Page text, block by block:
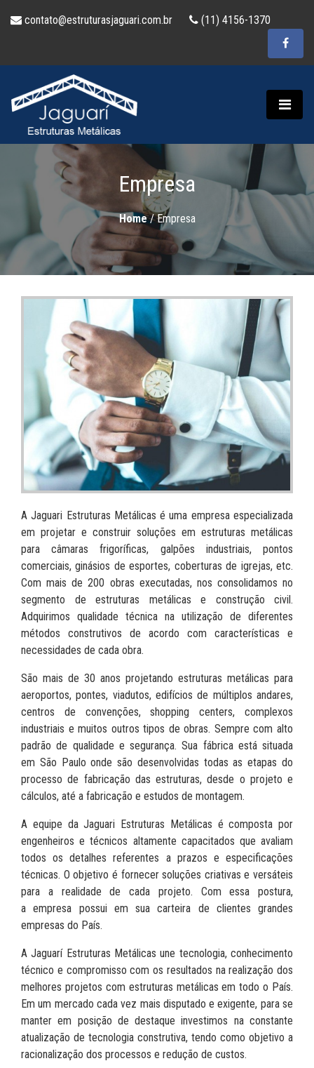
contato@estruturasjaguari.com.br (11) 4156-1370
Empresa
Home/Empresa
A Jaguari Estruturas Metálicas é uma empresa especializada
em projetar e construir soluções em estruturas metálicas
para câmaras frigoríficas, galpões industriais, pontos
comerciais, ginásios de esportes, coberturas de igrejas, etc.
Com mais de 200 obras executadas, nos consolidamos no
segmento de estruturas metálicas e construção civil.
Adquirimos qualidade técnica na utilização de diferentes
métodos construtivos de acordo com características e
necessidades de cada obra.
São mais de 30 anos projetando estruturas metálicas para
aeroportos, pontes, viadutos, edifícios de múltiplos andares,
centros de convenções, shopping centers, complexos
industriais e muitos outros tipos de obras. Sempre com alto
padrão de qualidade e segurança. Sua fábrica está situada
em São Paulo onde são desenvolvidas todas as etapas do
processo de fabricação das estruturas, desde o projeto e
cálculos, até a fabricação e estudos de montagem.
A equipe da Jaguari Estruturas Metálicas é composta por
engenheiros e técnicos altamente capacitados que avaliam
todos os detalhes referentes a prazos e especificações
técnicas. O objetivo é fornecer soluções criativas e versáteis
para a realidade de cada projeto. Com essa postura,
a empresa possui em sua carteira de clientes grandes
empresas do País.
A Jaguarí Estruturas Metálicas une tecnologia, conhecimento
técnico e compromisso com os resultados na realização dos
melhores projetos com estruturas metálicas em todo o País.
Em um mercado cada vez mais disputado e exigente, para se
manter em posição de destaque investimos na constante
atualização de tecnologia construtiva, tendo como objetivo a
racionalização dos processos e redução de custos.